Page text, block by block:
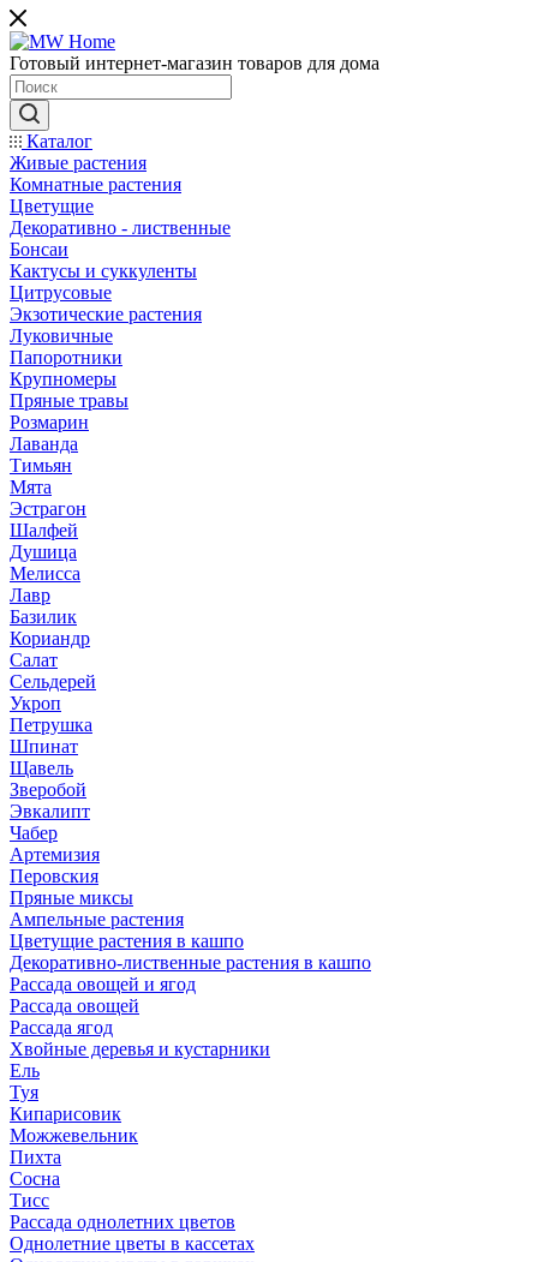
Готовый интернет-магазин товаров для дома
Каталог
Живые растения
Комнатные растения
Цветущие
Декоративно - лиственные
Бонсаи
Кактусы и суккуленты
Цитрусовые
Экзотические растения
Луковичные
Папоротники
Крупномеры
Пряные травы
Розмарин
Лаванда
Тимьян
Мята
Эстрагон
Шалфей
Душица
Мелисса
Лавр
Базилик
Кориандр
Салат
Сельдерей
Укроп
Петрушка
Шпинат
Щавель
Зверобой
Эвкалипт
Чабер
Артемизия
Перовския
Пряные миксы
Ампельные растения
Цветущие растения в кашпо
Декоративно-лиственные растения в кашпо
Рассада овощей и ягод
Рассада овощей
Рассада ягод
Хвойные деревья и кустарники
Ель
Туя
Кипарисовик
Можжевельник
Пихта
Сосна
Тисc
Рассада однолетних цветов
Однолетние цветы в кассетах